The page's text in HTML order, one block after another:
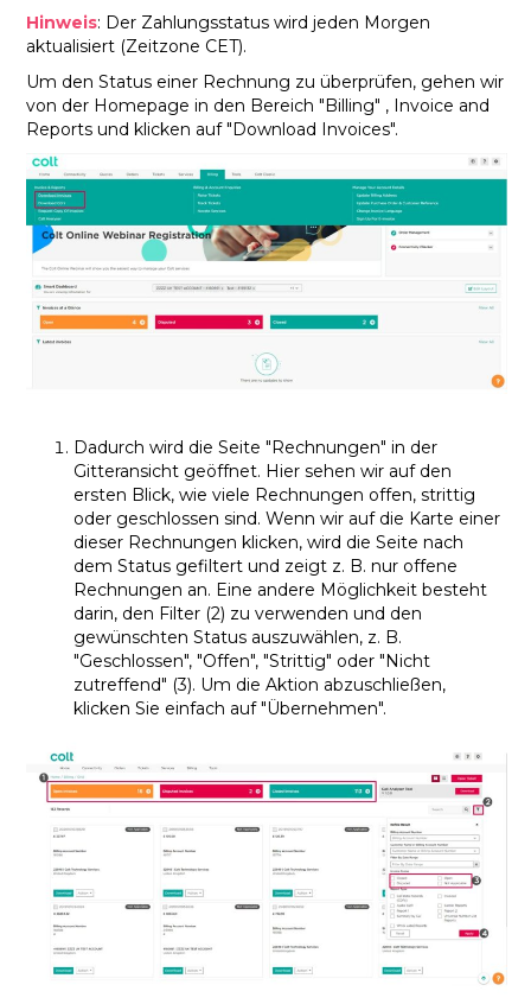
Hinweis: Der Zahlungsstatus wird jeden Morgen
aktualisiert (Zeitzone CET).
Um den Status einer Rechnung zu überprüfen, gehen wir
von der Homepage in den Bereich "Billing" , Invoice and
Reports und klicken auf "Download Invoices".
Dadurch wird die Seite "Rechnungen" in der
Gitteransicht geöffnet. Hier sehen wir auf den
ersten Blick, wie viele Rechnungen offen, strittig
oder geschlossen sind. Wenn wir auf die Karte einer
dieser Rechnungen klicken, wird die Seite nach
dem Status gefiltert und zeigt z. B. nur offene
Rechnungen an. Eine andere Möglichkeit besteht
darin, den Filter (2) zu verwenden und den
gewünschten Status auszuwählen, z. B.
"Geschlossen", "Offen", "Strittig" oder "Nicht
zutreffend" (3). Um die Aktion abzuschließen,
klicken Sie einfach auf "Übernehmen".